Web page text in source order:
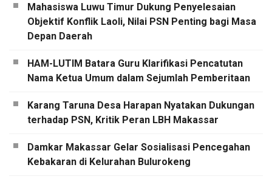
Mahasiswa Luwu Timur Dukung Penyelesaian
Objektif Konflik Laoli, Nilai PSN Penting bagi Masa
Depan Daerah
HAM-LUTIM Batara Guru Klarifikasi Pencatutan
Nama Ketua Umum dalam Sejumlah Pemberitaan
Karang Taruna Desa Harapan Nyatakan Dukungan
terhadap PSN, Kritik Peran LBH Makassar
Damkar Makassar Gelar Sosialisasi Pencegahan
Kebakaran di Kelurahan Bulurokeng